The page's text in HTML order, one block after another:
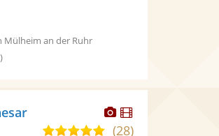
Mülheim an der Ruhr
Dieser
Künstler
Dieser
Künstler
4,8(28)